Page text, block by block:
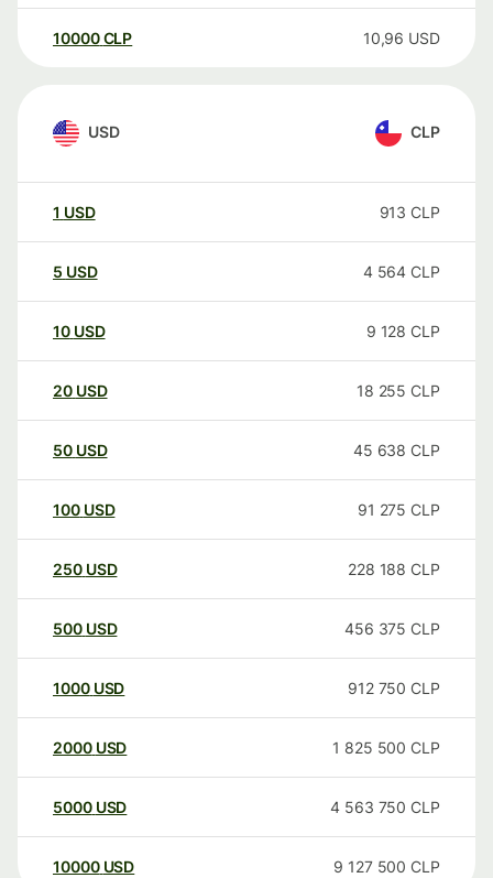
10000 CLP 10,96 USD
USD CLP
1 USD 913 CLP
5 USD 4 564 CLP
10 USD 9 128 CLP
20 USD 18 255 CLP
50 USD 45 638 CLP
100 USD 91 275 CLP
250 USD 228 188 CLP
500 USD 456 375 CLP
1000 USD 912 750 CLP
2000 USD 1 825 500 CLP
5000 USD 4 563 750 CLP
10000 USD 9 127 500 CLP